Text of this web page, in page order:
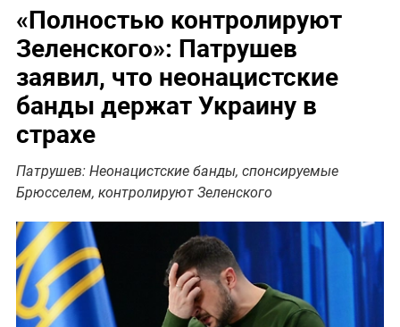
«Полностью контролируют
Зеленского»: Патрушев
заявил, что неонацистские
банды держат Украину в
страхе
Патрушев: Неонацистские банды, спонсируемые
Брюсселем, контролируют Зеленского